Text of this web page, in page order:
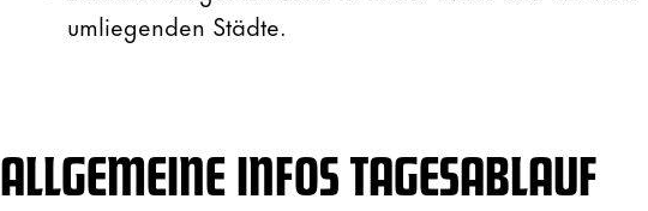
umliegenden Städte.
ALLGEMEINE INFOS TAGESABLAUF